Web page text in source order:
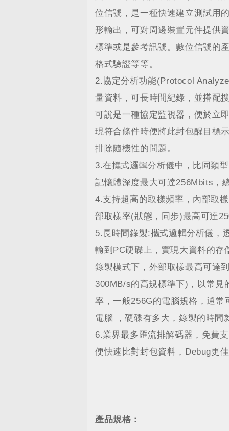
位信號，是一種快速建立測試用
形輸出，可對周邊裝置元件提供
標準或是參考訊號。數位信號的
格式驗證等等。
2.協定分析功能(Protocol
量資料，可長時間紀錄，並搭配
可說是一種協定監視器，便於立
現符合條件時便將此封包醒目標
排除隨機性的問題。
3.在攜式邏輯分析儀中，比同類
記憶體深度最大可達256Mbits，
4.支持超高的取樣頻率，內部取
部取樣率(狀態，同步)最高可達
5.長時間錄製:攜式邏輯分析儀，
輸到PC硬碟上，實現大資料的存
錄製模式下，外部取樣最高可達
300MB/s的高規標準下)，以常
率，一般256G的電腦規格，通
電腦 ，硬碟有多大，錄製的時間
6.業界最多匯流排解碼器，免費
便快速比對封包資料，Debug更
產品規格：